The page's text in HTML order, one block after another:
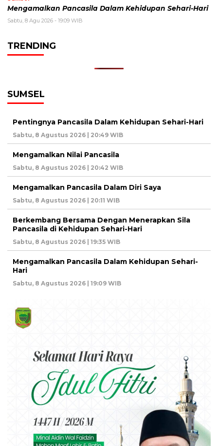
Mengamalkan Pancasila Dalam Kehidupan Sehari-Hari
Sabtu, 8 Agu 2026 - 19:09 WIB
TRENDING
SUMSEL
Pentingnya Pancasila Dalam Kehidupan Sehari-Hari
Sabtu, 8 Agustus 2026 | 20:49 WIB
Mengamalkan Nilai Pancasila
Sabtu, 8 Agustus 2026 | 20:42 WIB
Mengamalkan Pancasila Dalam Diri Saya
Sabtu, 8 Agustus 2026 | 20:11 WIB
Berkembang Bersama Dengan Menerapkan Sila
Pancasila di Kehidupan Sehari-Hari
Sabtu, 8 Agustus 2026 | 19:35 WIB
Mengamalkan Pancasila Dalam Kehidupan Sehari-
Hari
Sabtu, 8 Agustus 2026 | 19:09 WIB